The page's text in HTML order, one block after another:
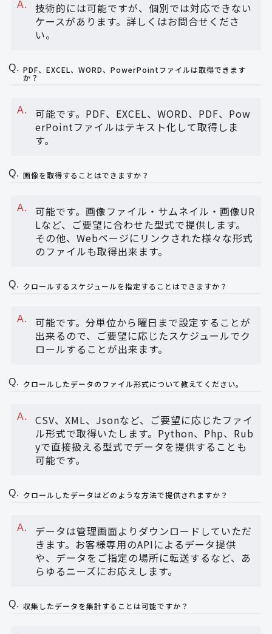
技術的には可能ですが、個別では対応できない
ケースがあります。詳しくはお問合せくださ
い。
PDF、EXCEL、WORD、PowerPointファイルは取得できます
か？
可能です。PDF、EXCEL、WORD、PDF、Pow
erPointファイルはテキスト化して取得しま
す。
画像を取得することはできますか？
可能です。画像ファイル・サムネイル・画像UR
Lなど、ご要望に合わせた型式で提供します。
その他、Webページにリンクされた様々な形式
のファイルも取得出来ます。
クロールするスケジュールを指定することはできますか？
可能です。分単位から曜日まで設定することが
出来るので、ご要望に応じたスケジュールでク
ロールすることが出来ます。
クロールしたデータのファイル形式について教えてください。
CSV、XML、Jsonなど、ご要望に応じたファイ
ル形式で取得いたします。Python、Php、Rub
yで直接扱える型式でデータを提供することも
可能です。
クロールしたデータはどのような方法で提供されますか？
データは管理画面よりダウンロードしていただ
きます。お客様専用のAPIによるデータ提供
や、データをご指定の場所に転送するなど、あ
らゆるニーズにお応えします。
収集したデータを集計することは可能ですか？